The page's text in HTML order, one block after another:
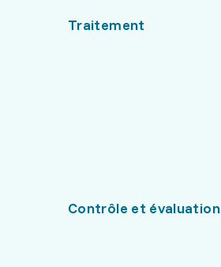
Traitement
Contrôle et évaluation